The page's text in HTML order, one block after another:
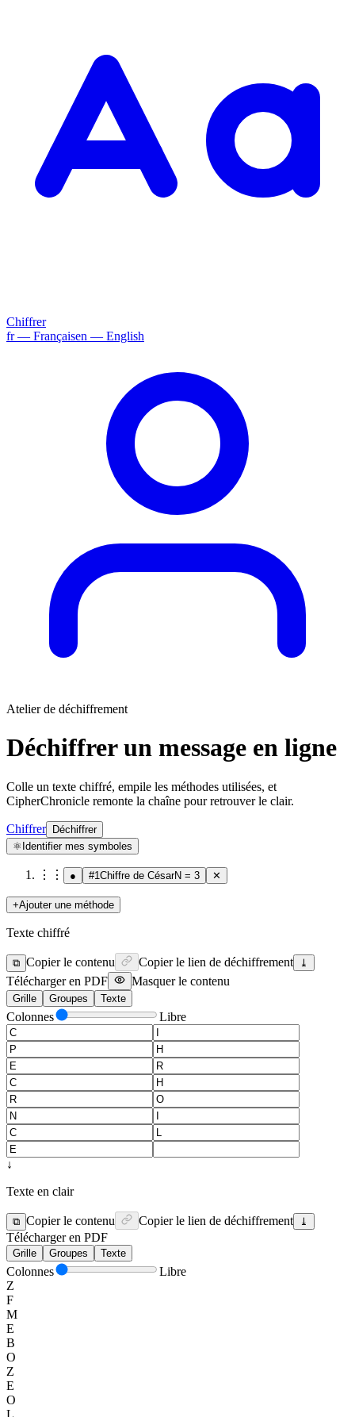
Chiffrer
fr— Françaisen — English
Atelier de déchiffrement
Déchiffrer un message en ligne
Colle un texte chiffré, empile les méthodes utilisées, et
CipherChronicle remonte la chaîne pour retrouver le clair.
Chiffrer
Déchiffrer
⚛︎ Identifier mes symboles
⋮⋮ ● #1 Chiffre de CésarN = 3 ✕
+Ajouter une méthode
Texte chiffré
⧉ Copier le contenu Copier le lien de déchiffrement ⤓
Télécharger en PDF Masquer le contenu
Grille Groupes Texte
Colonnes Libre
↓
Texte en clair
⧉ Copier le contenu Copier le lien de déchiffrement ⤓
Télécharger en PDF
Grille Groupes Texte
Colonnes
Libre
Z
F
M
E
B
O
Z
E
O
L